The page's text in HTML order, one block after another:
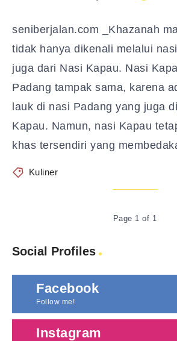
seniberjalan.com _Khazanah
tidak hanya dikenali melalui
juga dari Nasi Kapau. Nasi
Padang tampak sama, karena
lauk di nasi Padang yang juga
Kapau. Namun, nasi Kapau
khas tersendiri yang
Kuliner
Page 1 of 1
Social Profiles
Facebook
Follow me!
Instagram